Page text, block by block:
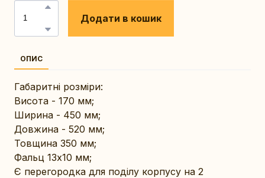
Додати в кошик
ОПИС
Габаритні розміри:
Висота - 170 мм;
Ширина - 450 мм;
Довжина - 520 мм;
Товщина 350 мм;
Фальц 13х10 мм;
Є перегородка для поділу корпусу на 2